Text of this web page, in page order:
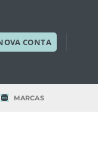
CONTA
MARCAS